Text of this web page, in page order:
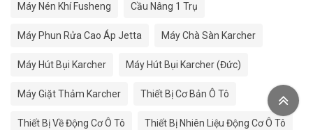
Máy Nén Khí Fusheng Cầu Nâng 1 Trụ
Máy Phun Rửa Cao Áp Jetta Máy Chà Sàn Karcher
Máy Hút Bụi Karcher Máy Hút Bụi Karcher (Đức)
Máy Giặt Thảm Karcher Thiết Bị Cơ Bản Ô Tô
Thiết Bị Về Động Cơ Ô Tô Thiết Bị Nhiên Liệu Động Cơ Ô Tô